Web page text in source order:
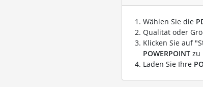
Wählen Sie die
Qualität oder
Klicken Sie auf
POWERPOINT zu
Laden Sie Ihre